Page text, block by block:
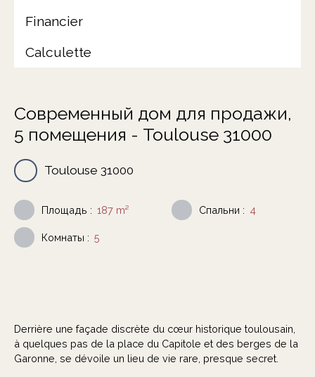
Financier
Calculette
Современный дом для продажи,
5 помещения - Toulouse 31000
Toulouse 31000
Площадь : 187 m² Спальни : 4
Комнаты : 5
Derrière une façade discrète du cœur historique toulousain,
à quelques pas de la place du Capitole et des berges de la
Garonne, se dévoile un lieu de vie rare, presque secret.